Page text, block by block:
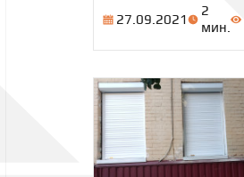
27.09.2021
2
мин.